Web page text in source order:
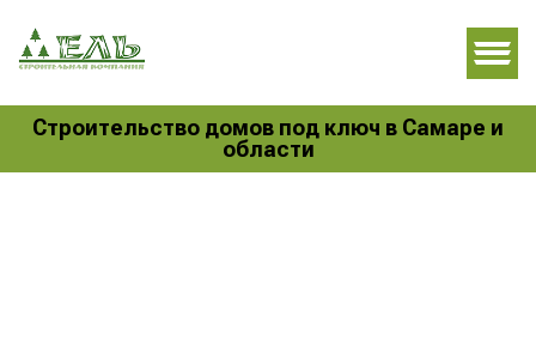
Строительство домов под ключ в Самаре и
области